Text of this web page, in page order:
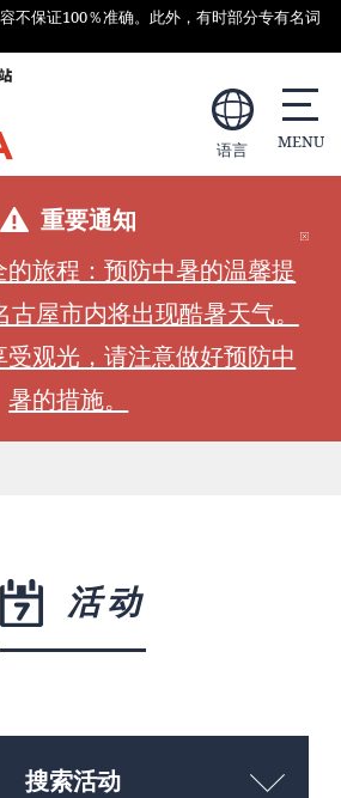
不保证100％准确。此外，有时部分专有名词
语言
重要通知
的旅程：预防中暑的温馨提
屋市内将出现酷暑天气。
观光，请注意做好预防中
暑的措施。
活动
搜索活动